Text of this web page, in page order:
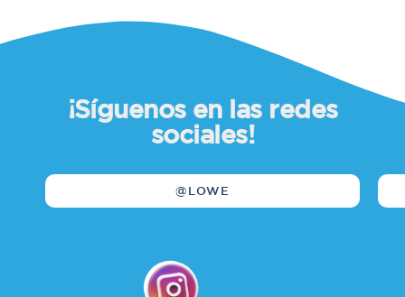
¡Síguenos en las redes
sociales!
@LOWE